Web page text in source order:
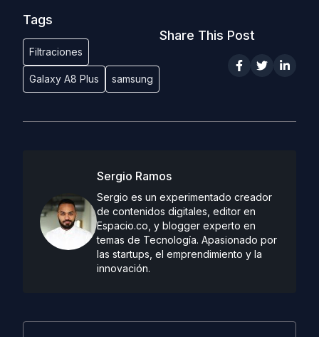
Tags
Filtraciones
Galaxy A8 Plus samsung
Share This Post
Sergio Ramos
Sergio es un experimentado creador
de contenidos digitales, editor en
Espacio.co, y blogger experto en
temas de Tecnología. Apasionado por
las startups, el emprendimiento y la
innovación.